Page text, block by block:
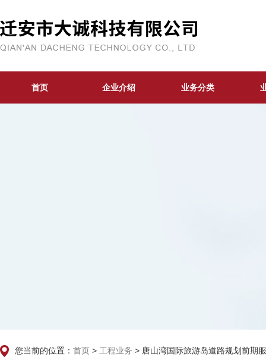
首页 企业介绍 业务分类
您当前的位置： 首页 > 工程业务 > 唐山湾国际旅游岛道路规划前期